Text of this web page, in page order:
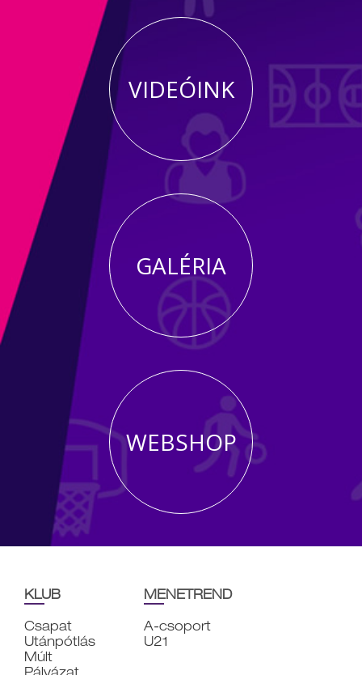
VIDEÓINK
GALÉRIA
WEBSHOP
KLUB
Csapat
Utánpótlás
Múlt
MENETREND
A-csoport
U21